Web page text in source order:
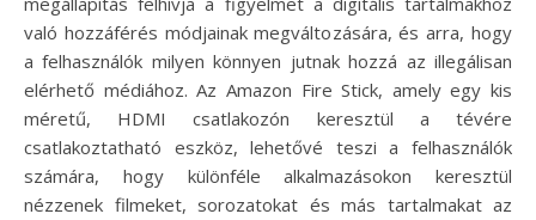
való hozzáférés módjainak megváltozására, és arra, hogy
a felhasználók milyen könnyen jutnak hozzá az illegálisan
elérhető médiához. Az Amazon Fire Stick, amely egy kis
méretű, HDMI csatlakozón keresztül a tévére
csatlakoztatható eszköz, lehetővé teszi a felhasználók
számára, hogy különféle alkalmazásokon keresztül
nézzenek filmeket, sorozatokat és más tartalmakat az